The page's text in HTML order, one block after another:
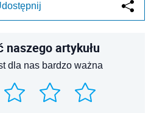
naszego artykułu
dla nas bardzo ważna